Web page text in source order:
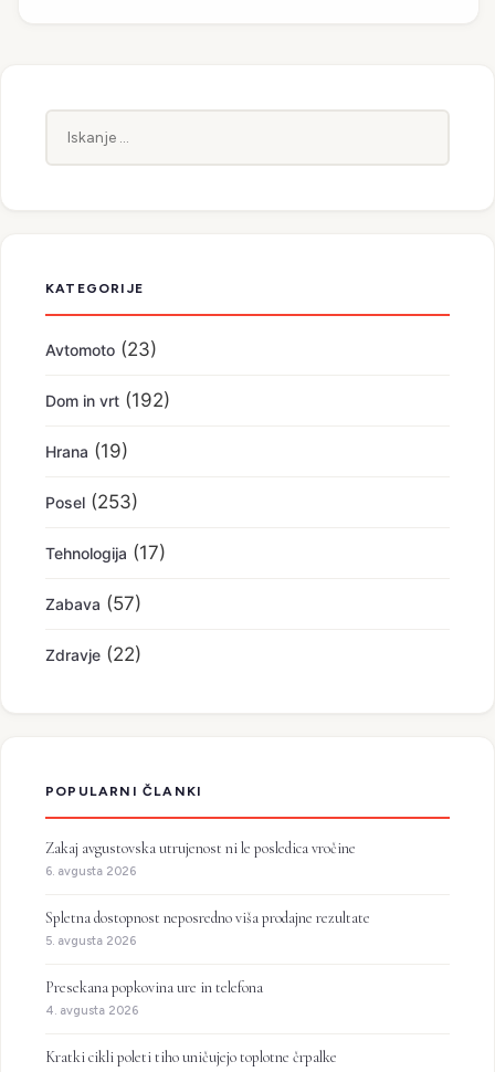
KATEGORIJE
Avtomoto (23)
Dom in vrt (192)
Hrana (19)
Posel (253)
Tehnologija (17)
Zabava (57)
Zdravje (22)
POPULARNI ČLANKI
Zakaj avgustovska utrujenost ni le posledica vročine
6. avgusta 2026
Spletna dostopnost neposredno viša prodajne rezultate
5. avgusta 2026
Presekana popkovina ure in telefona
4. avgusta 2026
Kratki cikli poleti tiho uničujejo toplotne črpalke